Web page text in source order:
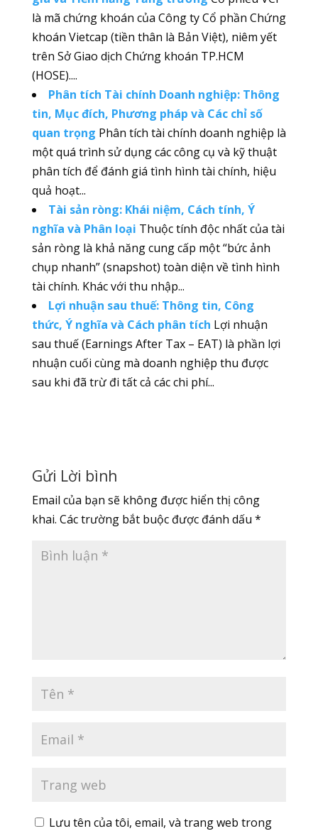
là mã chứng khoán của Công ty Cổ phần Chứng
khoán Vietcap (tiền thân là Bản Việt), niêm yết
trên Sở Giao dịch Chứng khoán TP.HCM
(HOSE)....
Phân tích Tài chính Doanh nghiệp: Thông
tin, Mục đích, Phương pháp và Các chỉ số
quan trọng Phân tích tài chính doanh nghiệp là
một quá trình sử dụng các công cụ và kỹ thuật
phân tích để đánh giá tình hình tài chính, hiệu
quả hoạt...
Tài sản ròng: Khái niệm, Cách tính, Ý
nghĩa và Phân loại Thuộc tính độc nhất của tài
sản ròng là khả năng cung cấp một “bức ảnh
chụp nhanh” (snapshot) toàn diện về tình hình
tài chính. Khác với thu nhập...
Lợi nhuận sau thuế: Thông tin, Công
thức, Ý nghĩa và Cách phân tích Lợi nhuận
sau thuế (Earnings After Tax – EAT) là phần lợi
nhuận cuối cùng mà doanh nghiệp thu được
sau khi đã trừ đi tất cả các chi phí...
Gửi Lời bình
Email của bạn sẽ không được hiển thị công
khai. Các trường bắt buộc được đánh dấu *
Lưu tên của tôi, email, và trang web trong